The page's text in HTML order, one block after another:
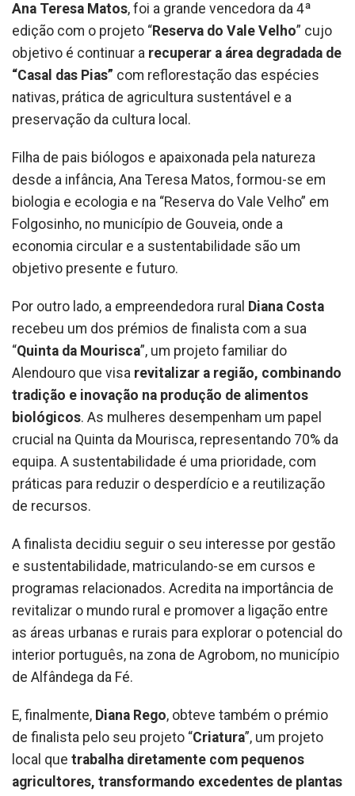
Ana Teresa Matos, foi a grande vencedora da 4ª
edição com o projeto “Reserva do Vale Velho” cujo
objetivo é continuar a recuperar a área degradada de
“Casal das Pias” com reflorestação das espécies
nativas, prática de agricultura sustentável e a
preservação da cultura local.
Filha de pais biólogos e apaixonada pela natureza
desde a infância, Ana Teresa Matos, formou-se em
biologia e ecologia e na “Reserva do Vale Velho” em
Folgosinho, no município de Gouveia, onde a
economia circular e a sustentabilidade são um
objetivo presente e futuro.
Por outro lado, a empreendedora rural Diana Costa
recebeu um dos prémios de finalista com a sua
“Quinta da Mourisca”, um projeto familiar do
Alendouro que visa revitalizar a região, combinando
tradição e inovação na produção de alimentos
biológicos. As mulheres desempenham um papel
crucial na Quinta da Mourisca, representando 70% da
equipa. A sustentabilidade é uma prioridade, com
práticas para reduzir o desperdício e a reutilização
de recursos.
A finalista decidiu seguir o seu interesse por gestão
e sustentabilidade, matriculando-se em cursos e
programas relacionados. Acredita na importância de
revitalizar o mundo rural e promover a ligação entre
as áreas urbanas e rurais para explorar o potencial do
interior português, na zona de Agrobom, no município
de Alfândega da Fé.
E, finalmente, Diana Rego, obteve também o prémio
de finalista pelo seu projeto “Criatura”, um projeto
local que trabalha diretamente com pequenos
agricultores, transformando excedentes de plantas